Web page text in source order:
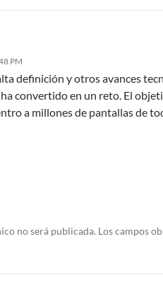
PM
definición y otros avances
convertido en un reto. El
a millones de pantallas de
no será publicada. Los campos